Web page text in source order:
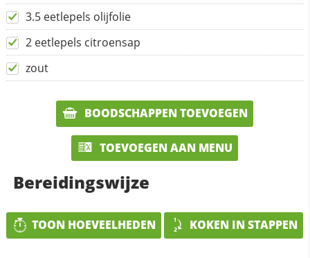
3.5 eetlepels olijfolie
2 eetlepels citroensap
zout
BOODSCHAPPEN TOEVOEGEN
TOEVOEGEN AAN MENU
Bereidingswijze
TOON HOEVEELHEDEN KOKEN IN STAPPEN